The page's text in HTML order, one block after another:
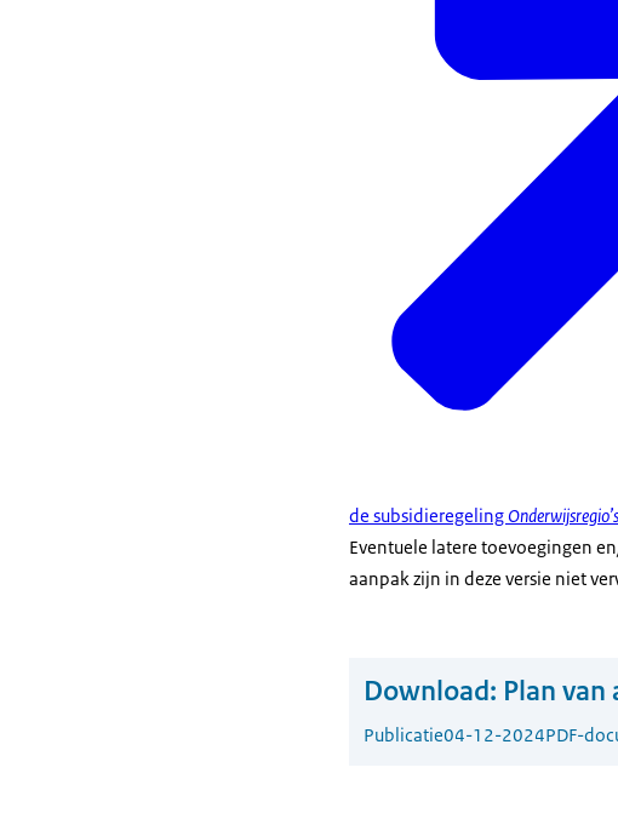
de subsidieregeling
Eventuele latere toevoegingen
aanpak zijn in deze versie niet
Download: Plan van
Publicatie04-12-2024PDF-